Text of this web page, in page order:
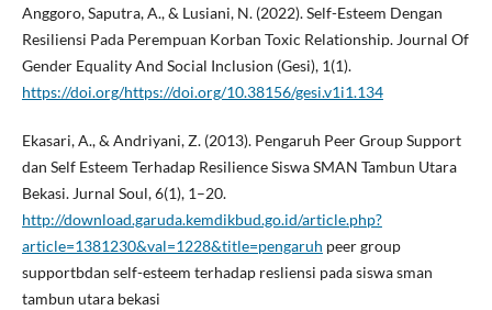
Anggoro, Saputra, A., & Lusiani, N. (2022). Self-Esteem Dengan
Resiliensi Pada Perempuan Korban Toxic Relationship. Journal Of
Gender Equality And Social Inclusion (Gesi), 1(1).
https://doi.org/https://doi.org/10.38156/gesi.v1i1.134
Ekasari, A., & Andriyani, Z. (2013). Pengaruh Peer Group Support
dan Self Esteem Terhadap Resilience Siswa SMAN Tambun Utara
Bekasi. Jurnal Soul, 6(1), 1–20.
http://download.garuda.kemdikbud.go.id/article.php?
article=1381230&val=1228&title=pengaruh peer group
supportbdan self-esteem terhadap resliensi pada siswa sman
tambun utara bekasi